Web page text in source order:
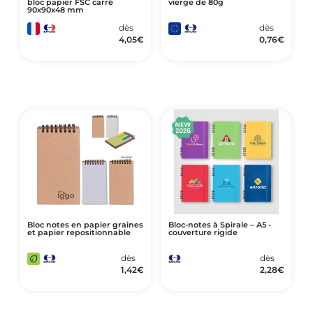
bloc papier FSC carré
90x90x48 mm
dès
4,05€
vierge de 80g
dès
0,76€
Bloc notes en papier graines
et papier repositionnable
dès
1,42€
Bloc-notes à Spirale – A5 -
couverture rigide
dès
2,28€